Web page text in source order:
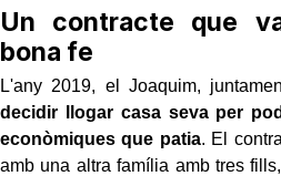
Un contracte que
bona fe
L'any 2019, el Joaquim,
decidir llogar casa seva per
econòmiques que patia. El
amb una altra família amb tres